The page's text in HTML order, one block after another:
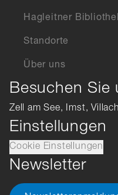
Hagleitner
Standorte
Über uns
Besuchen Sie
Zell am See, Imst,
Einstellungen
Cookie Einstellungen
Newsletter